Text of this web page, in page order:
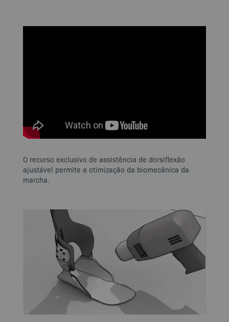
O recurso exclusivo de assistência de dorsiflexão
ajustável permite a otimização da biomecânica da
marcha.